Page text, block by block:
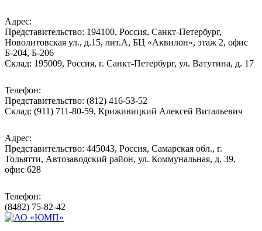
Адрес:
Представительство: 194100, Россия, Санкт-Петербург,
Новолитовская ул., д.15, лит.А, БЦ «Аквилон», этаж 2, офис
Б-204, Б-206
Склад: 195009, Россия, г. Санкт-Петербург, ул. Ватутина, д. 17
Телефон:
Представительство: (812) 416-53-52
Склад: (911) 711-80-59, Криживицкий Алексей Витальевич
Адрес:
Представительство: 445043, Россия, Самарская обл., г.
Тольятти, Автозаводский район, ул. Коммунальная, д. 39,
офис 628
Телефон:
(8482) 75-82-42